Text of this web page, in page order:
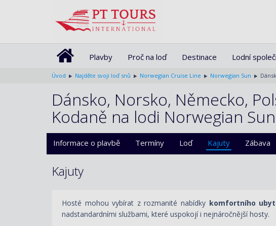
Plavby Proč na loď Destinace Lodní
Úvod Najděte svoji loď snů Norwegian Cruise Line Norwegian Sun
Dánsko, Norsko, Německo,
Kodaně na lodi Norwegian Sun
Informace o plavbě Termíny Loď Kajuty Zábava
Kajuty
Hosté mohou vybírat z rozmanité nabídky komfortního
nadstandardními službami, které uspokojí i nejnáročnější hosty.